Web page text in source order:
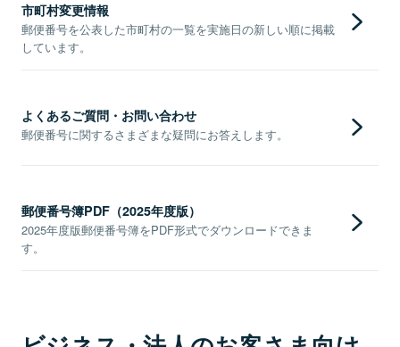
市町村変更情報
郵便番号を公表した市町村の一覧を実施日の新しい順に掲載
しています。
よくあるご質問・お問い合わせ
郵便番号に関するさまざまな疑問にお答えします。
郵便番号簿PDF（2025年度版）
2025年度版郵便番号簿をPDF形式でダウンロードできま
す。